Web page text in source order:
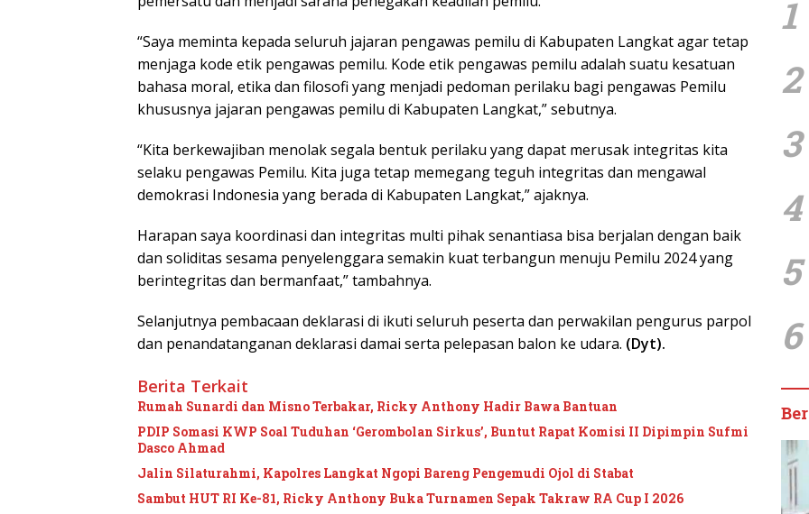
“Saya meminta kepada seluruh jajaran pengawas pemilu di Kabupaten Langkat agar tetap
menjaga kode etik pengawas pemilu. Kode etik pengawas pemilu adalah suatu kesatuan
bahasa moral, etika dan filosofi yang menjadi pedoman perilaku bagi pengawas Pemilu
khususnya jajaran pengawas pemilu di Kabupaten Langkat,” sebutnya.
“Kita berkewajiban menolak segala bentuk perilaku yang dapat merusak integritas kita
selaku pengawas Pemilu. Kita juga tetap memegang teguh integritas dan mengawal
demokrasi Indonesia yang berada di Kabupaten Langkat,” ajaknya.
Harapan saya koordinasi dan integritas multi pihak senantiasa bisa berjalan dengan baik
dan soliditas sesama penyelenggara semakin kuat terbangun menuju Pemilu 2024 yang
berintegritas dan bermanfaat,” tambahnya.
Selanjutnya pembacaan deklarasi di ikuti seluruh peserta dan perwakilan pengurus parpol
dan penandatanganan deklarasi damai serta pelepasan balon ke udara. (Dyt).
Berita Terkait
Rumah Sunardi dan Misno Terbakar, Ricky Anthony Hadir Bawa Bantuan
PDIP Somasi KWP Soal Tuduhan ‘Gerombolan Sirkus’, Buntut Rapat Komisi II Dipimpin Sufmi
Dasco Ahmad
Jalin Silaturahmi, Kapolres Langkat Ngopi Bareng Pengemudi Ojol di Stabat
Sambut HUT RI Ke-81, Ricky Anthony Buka Turnamen Sepak Takraw RA Cup I 2026
1
2
3
4
5
6